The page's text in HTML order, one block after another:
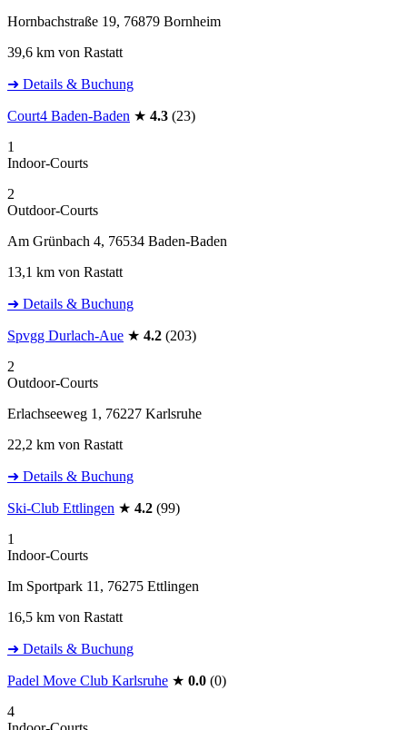
Hornbachstraße 19, 76879 Bornheim
39,6 km von Rastatt
➜ Details & Buchung
Court4 Baden-Baden ★ 4.3 (23)
1
Indoor-Courts
2
Outdoor-Courts
Am Grünbach 4, 76534 Baden-Baden
13,1 km von Rastatt
➜ Details & Buchung
Spvgg Durlach-Aue ★ 4.2 (203)
2
Outdoor-Courts
Erlachseeweg 1, 76227 Karlsruhe
22,2 km von Rastatt
➜ Details & Buchung
Ski-Club Ettlingen ★ 4.2 (99)
1
Indoor-Courts
Im Sportpark 11, 76275 Ettlingen
16,5 km von Rastatt
➜ Details & Buchung
Padel Move Club Karlsruhe ★ 0.0 (0)
4